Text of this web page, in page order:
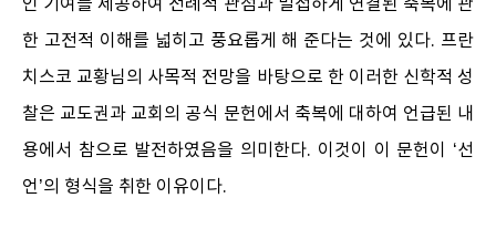
인 기여를 제공하여 전례적 관점과 밀접하게 연결된 축복에 관
한 고전적 이해를 넓히고 풍요롭게 해 준다는 것에 있다. 프란
치스코 교황님의 사목적 전망을 바탕으로 한 이러한 신학적 성
찰은 교도권과 교회의 공식 문헌에서 축복에 대하여 언급된 내
용에서 참으로 발전하였음을 의미한다. 이것이 이 문헌이 ‘선
언’의 형식을 취한 이유이다.